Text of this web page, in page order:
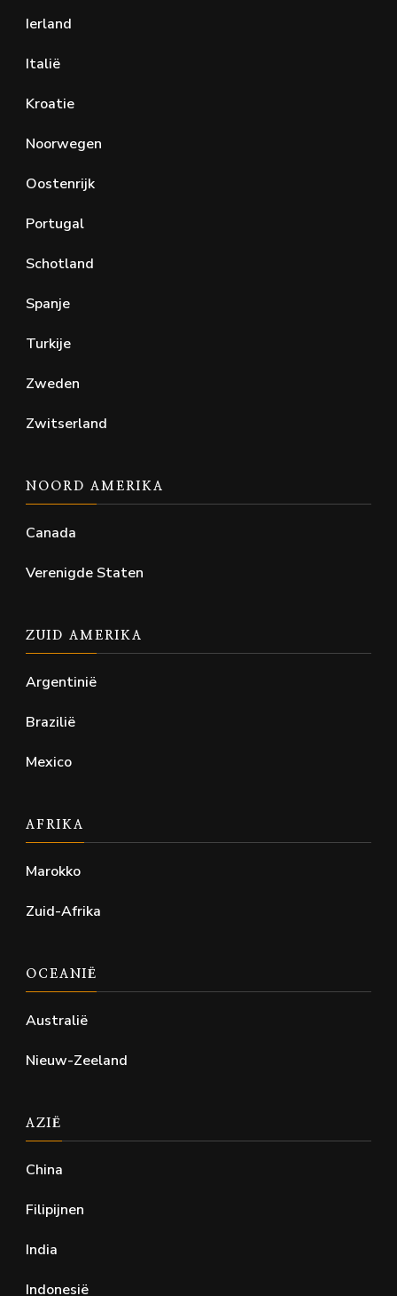
Ierland
Italië
Kroatie
Noorwegen
Oostenrijk
Portugal
Schotland
Spanje
Turkije
Zweden
Zwitserland
NOORD AMERIKA
Canada
Verenigde Staten
ZUID AMERIKA
Argentinië
Brazilië
Mexico
AFRIKA
Marokko
Zuid-Afrika
OCEANIË
Australië
Nieuw-Zeeland
AZIË
China
Filipijnen
India
Indonesië